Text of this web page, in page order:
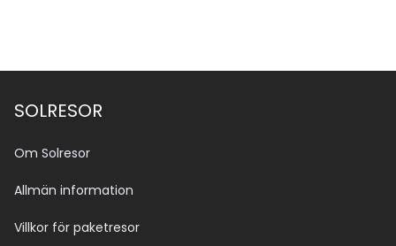
SOLRESOR
Om Solresor
Allmän information
Villkor för paketresor